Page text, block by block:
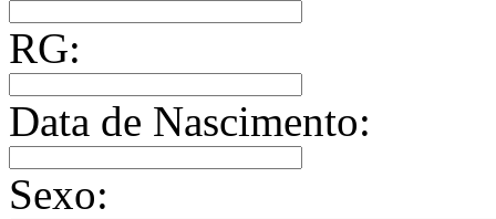
RG:
Data de Nascimento:
Sexo: